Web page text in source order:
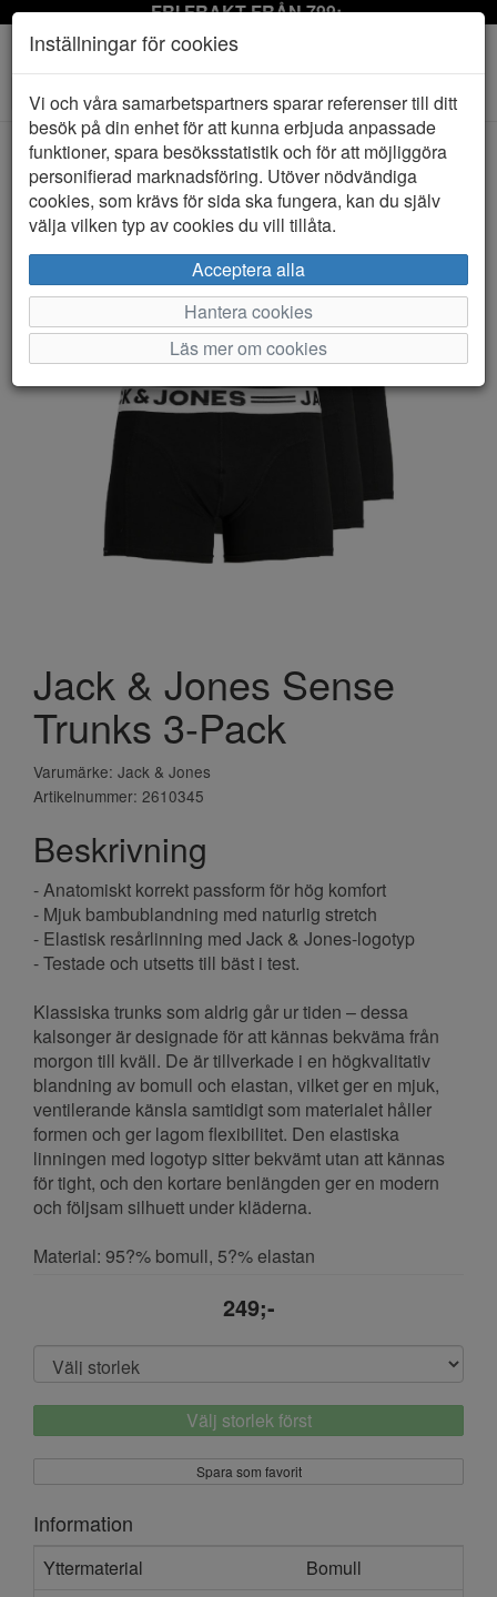
FRI FRAKT FRÅN 799:-
Toggle
navigation
HEM JACK & JONES
Jack & Jones Sense
Trunks 3-Pack
Varumärke: Jack & Jones
Artikelnummer: 2610345
Beskrivning
- Anatomiskt korrekt passform för hög komfort
- Mjuk bambublandning med naturlig stretch
- Elastisk resårlinning med Jack & Jones-logotyp
- Testade och utsetts till bäst i test.
Klassiska trunks som aldrig går ur tiden – dessa
kalsonger är designade för att kännas bekväma från
morgon till kväll. De är tillverkade i en högkvalitativ
blandning av bomull och elastan, vilket ger en mjuk,
ventilerande känsla samtidigt som materialet håller
formen och ger lagom flexibilitet. Den elastiska
linningen med logotyp sitter bekvämt utan att kännas
för tight, och den kortare benlängden ger en modern
och följsam silhuett under kläderna.
Material: 95?% bomull, 5?% elastan
249;-
Välj storlek först
Spara som favorit
Information
Yttermaterial
Bomull
Inställningar för cookies
Vi och våra samarbetspartners sparar referenser till ditt
besök på din enhet för att kunna erbjuda anpassade
funktioner, spara besöksstatistik och för att möjliggöra
personifierad marknadsföring. Utöver nödvändiga
cookies, som krävs för sida ska fungera, kan du själv
välja vilken typ av cookies du vill tillåta.
Acceptera alla
Hantera cookies
Läs mer om cookies